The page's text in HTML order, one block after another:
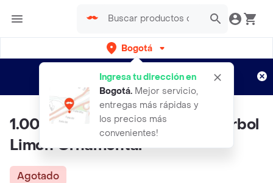
Bogotá
Ingresa tu dirección en
Bogotá. Mejor servicio,
entregas más rápidas y
los precios más
convenientes!
envíos gratis por semanas
Aplican TyC
1.000 Semillas Orgánicas De Árbol
Limón Ornamental
Agotado